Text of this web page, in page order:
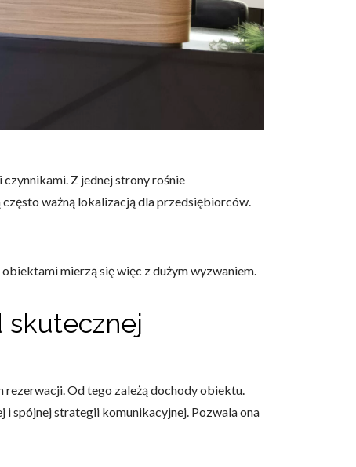
Z jednej strony rośnie
ważną lokalizacją dla przedsiębiorców.
mierzą się więc z dużym wyzwaniem.
skutecznej
rezerwacji. Od tego zależą dochody obiektu.
i spójnej strategii komunikacyjnej. Pozwala ona